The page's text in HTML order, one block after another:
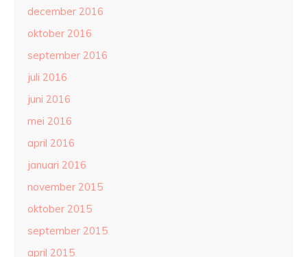
december 2016
oktober 2016
september 2016
juli 2016
juni 2016
mei 2016
april 2016
januari 2016
november 2015
oktober 2015
september 2015
april 2015